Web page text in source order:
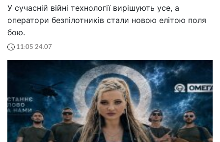
У сучасній війні технології вирішують усе, а
оператори безпілотників стали новою елітою поля
бою.
11:05 24.07